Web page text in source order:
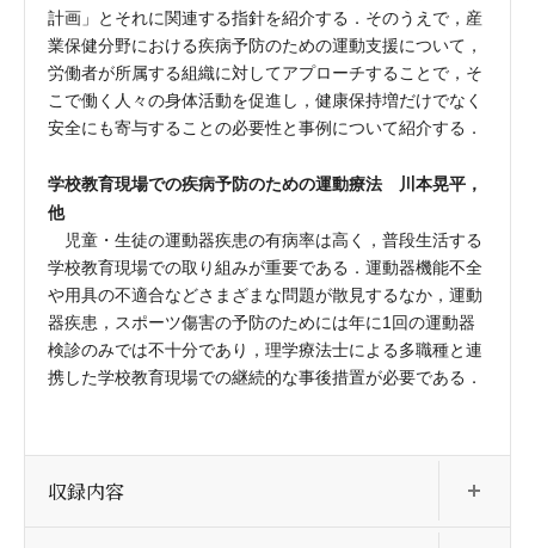
計画」とそれに関連する指針を紹介する．そのうえで，産
業保健分野における疾病予防のための運動支援について，
労働者が所属する組織に対してアプローチすることで，そ
こで働く人々の身体活動を促進し，健康保持増だけでなく
安全にも寄与することの必要性と事例について紹介する．
学校教育現場での疾病予防のための運動療法 川本晃平，
他
児童・生徒の運動器疾患の有病率は高く，普段生活する
学校教育現場での取り組みが重要である．運動器機能不全
や用具の不適合などさまざまな問題が散見するなか，運動
器疾患，スポーツ傷害の予防のためには年に1回の運動器
検診のみでは不十分であり，理学療法士による多職種と連
携した学校教育現場での継続的な事後措置が必要である．
収録内容